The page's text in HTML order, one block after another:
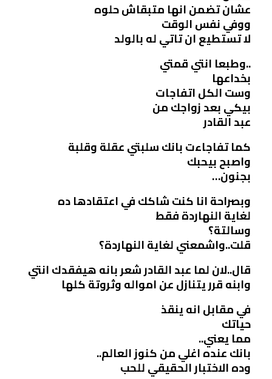
عشان تضمن انها متبقاش حلوه
ووفي نفس الوقت
لا تستطيع ان تاتي له بالولد
..وطبعا انتي قمتي
بخداعها
وست الكل اتفاجات
بيكي بعد زواجك من
عبد القادر
كما تفاجاءت بانك سلبتي عقلة وقلبة
واصبح بيحبك
بجنون…
وبصراحة انا كنت شاكك في اعتقادها ده
لغاية النهاردة فقط
وسالتة؟
قلت..واشمعني لغاية النهاردة؟
قال..لان لما عبد القادر شعر بانه هيفقدك انتي
وابنه قرر يتنازل عن امواله وثروتة كلها
في مقابل انه ينقذ
حياتك
مما يعني..
بانك عنده اغلي من كنوز العالم..
وده الاختبار الحقيقي للحب